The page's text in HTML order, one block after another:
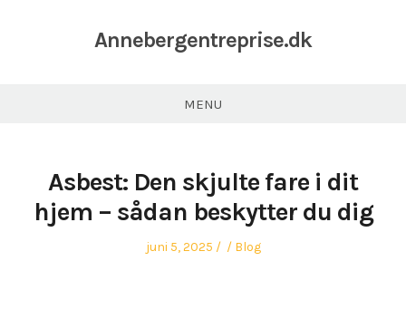
Annebergentreprise.dk
MENU
Asbest: Den skjulte fare i dit
hjem – sådan beskytter du dig
Posted
juni 5, 2025 Author
Posted
Blog